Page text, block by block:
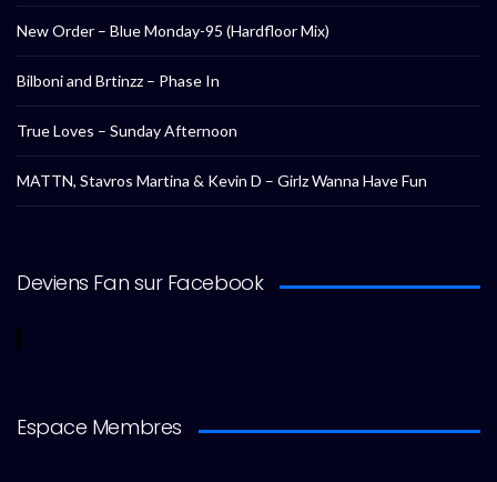
New Order – Blue Monday-95 (Hardfloor Mix)
Bilboni and Brtinzz – Phase In
True Loves – Sunday Afternoon
MATTN, Stavros Martina & Kevin D – Girlz Wanna Have Fun
Deviens Fan sur Facebook
Espace Membres